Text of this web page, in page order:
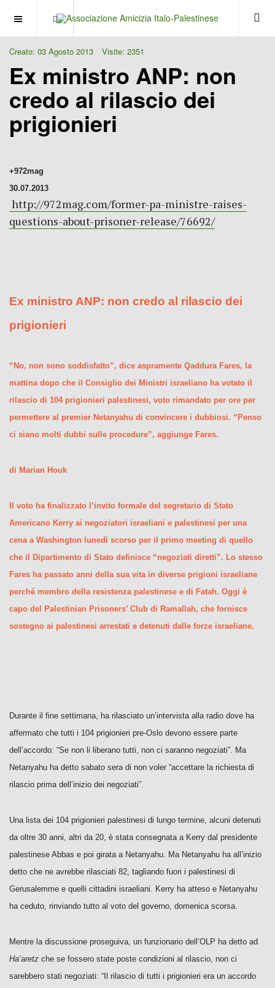
OFF CANVAS
Creato: 03 Agosto 2013 Visite: 2351
Ex ministro ANP: non
credo al rilascio dei
prigionieri
+972mag
30.07.2013
http://972mag.com/former-pa-ministre-raises-
questions-about-prisoner-release/76692/
Ex ministro ANP: non credo al rilascio dei
prigionieri
“No, non sono soddisfatto”, dice aspramente Qaddura Fares, la
mattina dopo che il Consiglio dei Ministri israeliano ha votato il
rilascio di 104 prigionieri palestinesi, voto rimandato per ore per
permettere al premier Netanyahu di convincere i dubbiosi. “Penso
ci siano molti dubbi sulle procedure”, aggiunge Fares.
di Marian Houk
Il voto ha finalizzato l’invito formale del segretario di Stato
Americano Kerry ai negoziatori israeliani e palestinesi per una
cena a Washington lunedì scorso per il primo meeting di quello
che il Dipartimento di Stato definisce “negoziati diretti”. Lo stesso
Fares ha passato anni della sua vita in diverse prigioni israeliane
perché membro della resistenza palestinese e di Fatah. Oggi è
capo del Palestinian Prisoners’ Club di Ramallah, che fornisce
sostegno ai palestinesi arrestati e detenuti dalle forze israeliane.
Durante il fine settimana, ha rilasciato un’intervista alla radio dove ha
affermato che tutti i 104 prigionieri pre-Oslo devono essere parte
dell’accordo: “Se non li liberano tutti, non ci saranno negoziati”. Ma
Netanyahu ha detto sabato sera di non voler “accettare la richiesta di
rilascio prima dell’inizio dei negoziati”.
Una lista dei 104 prigionieri palestinesi di lungo termine, alcuni detenuti
da oltre 30 anni, altri da 20, è stata consegnata a Kerry dal presidente
palestinese Abbas e poi girata a Netanyahu. Ma Netanyahu ha all’inizio
detto che ne avrebbe rilasciati 82, tagliando fuori i palestinesi di
Gerusalemme e quelli cittadini israeliani. Kerry ha atteso e Netanyahu
ha ceduto, rinviando tutto al voto del governo, domenica scorsa.
Mentre la discussione proseguiva, un funzionario dell’OLP ha detto ad
Ha’aretz che se fossero state poste condizioni al rilascio, non ci
sarebbero stati negoziati: “Il rilascio di tutti i prigionieri era un accordo